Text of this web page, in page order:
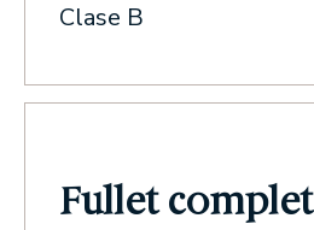
Clase B
Fullet complet